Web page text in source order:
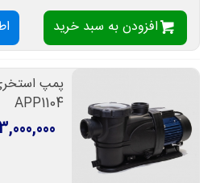
افزودن به سبد خرید
APP1104